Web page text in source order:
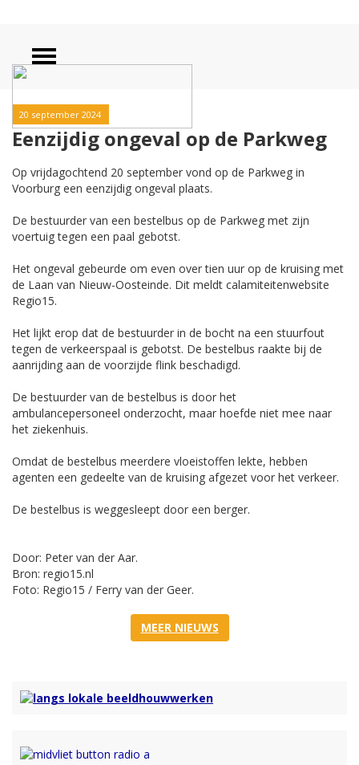
20 september 2024
Eenzijdig ongeval op de Parkweg
Op vrijdagochtend 20 september vond op de Parkweg in
Voorburg een eenzijdig ongeval plaats.
De bestuurder van een bestelbus op de Parkweg met zijn
voertuig tegen een paal gebotst.
Het ongeval gebeurde om even over tien uur op de kruising met
de Laan van Nieuw-Oosteinde. Dit meldt calamiteitenwebsite
Regio15.
Het lijkt erop dat de bestuurder in de bocht na een stuurfout
tegen de verkeerspaal is gebotst. De bestelbus raakte bij de
aanrijding aan de voorzijde flink beschadigd.
De bestuurder van de bestelbus is door het
ambulancepersoneel onderzocht, maar hoefde niet mee naar
het ziekenhuis.
Omdat de bestelbus meerdere vloeistoffen lekte, hebben
agenten een gedeelte van de kruising afgezet voor het verkeer.
De bestelbus is weggesleept door een berger.
Door: Peter van der Aar.
Bron: regio15.nl
Foto: Regio15 / Ferry van der Geer.
MEER NIEUWS